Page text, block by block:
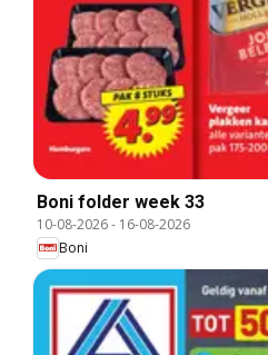
Boni folder week 33
10-08-2026- 16-08-2026
Boni